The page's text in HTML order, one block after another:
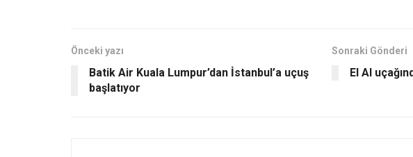
Önceki yazı
Batik Air Kuala Lumpur’dan İstanbul’a uçuş
başlatıyor
Sonraki Gönderi
El Al